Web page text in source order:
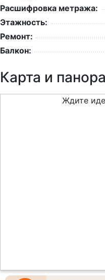
Расшифровка метража:
Этажность:
Ремонт:
Балкон:
Карта и
Ждите